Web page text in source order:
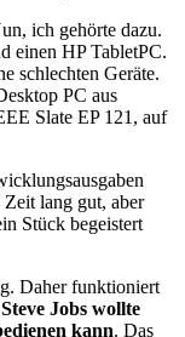
ich gehörte dazu.
einen HP TabletPC.
schlechten Geräte.
PC aus
Slate EP 121, auf
lang gut, aber
Stück begeistert
Daher funktioniert
Steve Jobs wollte
kann. Das